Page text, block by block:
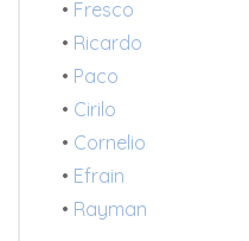
• Fresco
• Ricardo
• Paco
• Cirilo
• Cornelio
• Efrain
• Rayman